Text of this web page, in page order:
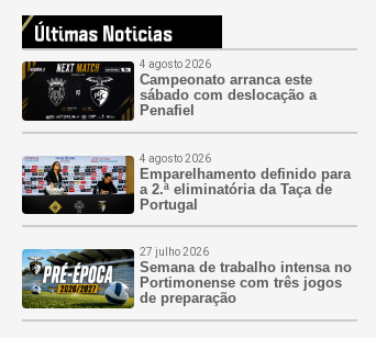
4 agosto 2026
Campeonato arranca este
sábado com deslocação a
Penafiel
4 agosto 2026
Emparelhamento definido para
a 2.ª eliminatória da Taça de
Portugal
27 julho 2026
Semana de trabalho intensa no
Portimonense com três jogos
de preparação